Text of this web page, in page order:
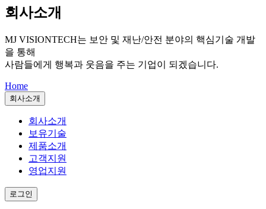
회사소개
MJ VISIONTECH는 보안 및 재난/안전 분야의 핵심기술 개발
을 통해
사람들에게 행복과 웃음을 주는 기업이 되겠습니다.
Home
회사소개
회사소개
보유기술
제품소개
고객지원
영업지원
로그인